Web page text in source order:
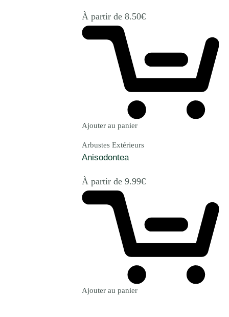
À partir de 8.50€
Ajouter au panier
Arbustes Extérieurs
Anisodontea
À partir de 9.99€
Ajouter au panier